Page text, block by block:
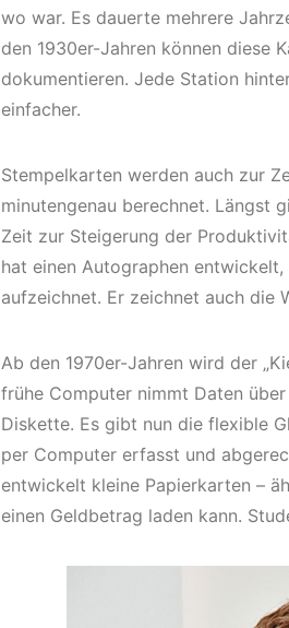
wo war. Es dauerte mehrere
den 1930er-Jahren können diese
dokumentieren. Jede Station
einfacher.
Stempelkarten werden auch zur
minutengenau berechnet. Längst
Zeit zur Steigerung der
hat einen Autographen
aufzeichnet. Er zeichnet auch die
Ab den 1970er-Jahren wird der
frühe Computer nimmt Daten
Diskette. Es gibt nun die flexible
per Computer erfasst und
entwickelt kleine Papierkarten –
einen Geldbetrag laden kann.